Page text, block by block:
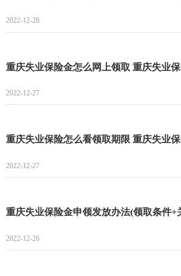
2022-12-28
重庆失业保险金怎么网上领取 重庆失业
2022-12-27
重庆失业保险怎么看领取期限 重庆失业
2022-12-27
2022-12-26